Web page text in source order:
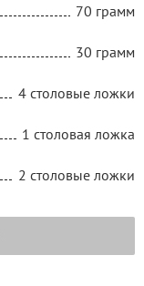
70 грамм
30 грамм
4 столовые ложки
1 столовая ложка
2 столовые ложки